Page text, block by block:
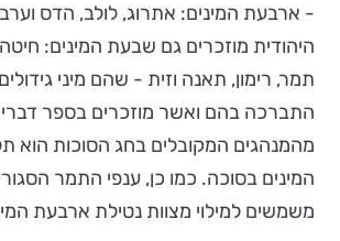
- ארבעת המינים: אתרוג, לולב, הדס
היהודית מוזכרים גם שבעת המינים:
תמר, רימון, תאנה וזית - שהם מיני
התברכה בהם ואשר מוזכרים בספר
מהמנהגים המקובלים בחג הסוכות הוא
המינים בסוכה. כמו כן, ענפי התמר
משמשים למילוי מצוות נטילת ארבעת